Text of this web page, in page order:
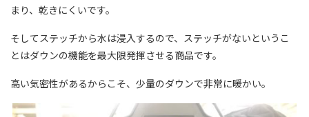
まり、乾きにくいです。
そしてステッチから水は浸入するので、ステッチがないというこ
とはダウンの機能を最大限発揮させる商品です。
高い気密性があるからこそ、少量のダウンで非常に暖かい。